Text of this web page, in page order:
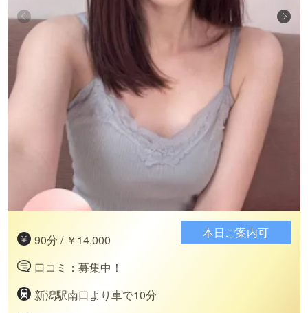
90分 / ￥14,000
口コミ：募集中！
新潟駅南口より車で10分
本日ご案内可